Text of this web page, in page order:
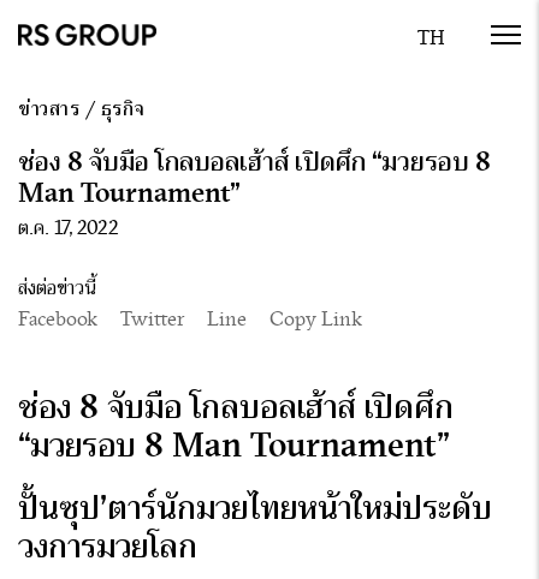
ข่าวสาร / ธุรกิจ
ช่อง 8 จับมือ โกลบอลเฮ้าส์ เปิดศึก “มวยรอบ 8
Man Tournament”
ต.ค. 17, 2022
ส่งต่อข่าวนี้
Facebook
Twitter Line Copy Link
ช่อง 8 จับมือ โกลบอลเฮ้าส์ เปิดศึก
“มวยรอบ 8 Man Tournament”
ปั้นซุป’ตาร์นักมวยไทยหน้าใหม่ประดับ
วงการมวยโลก